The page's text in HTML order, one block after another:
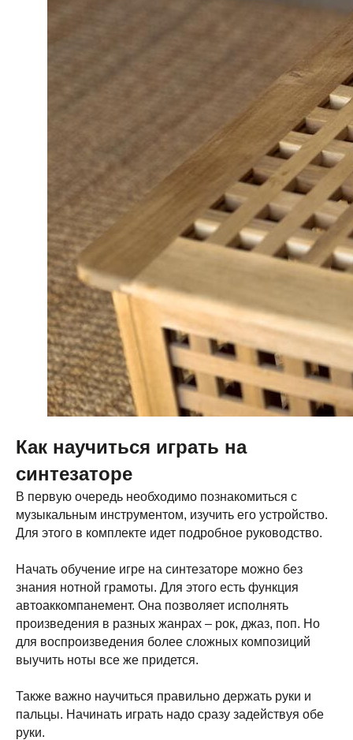
Как научиться играть на
синтезаторе
В первую очередь необходимо познакомиться с
музыкальным инструментом, изучить его устройство.
Для этого в комплекте идет подробное руководство.
Начать обучение игре на синтезаторе можно без
знания нотной грамоты. Для этого есть функция
автоаккомпанемент. Она позволяет исполнять
произведения в разных жанрах – рок, джаз, поп. Но
для воспроизведения более сложных композиций
выучить ноты все же придется.
Также важно научиться правильно держать руки и
пальцы. Начинать играть надо сразу задействуя обе
руки.